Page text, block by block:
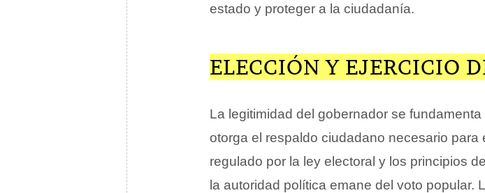
estado y proteger a la ciudadanía.
ELECCIÓN Y EJERCICIO
La legitimidad del gobernador se
otorga el respaldo ciudadano necesario para
regulado por la ley electoral y los principios
la autoridad política emane del voto popular.